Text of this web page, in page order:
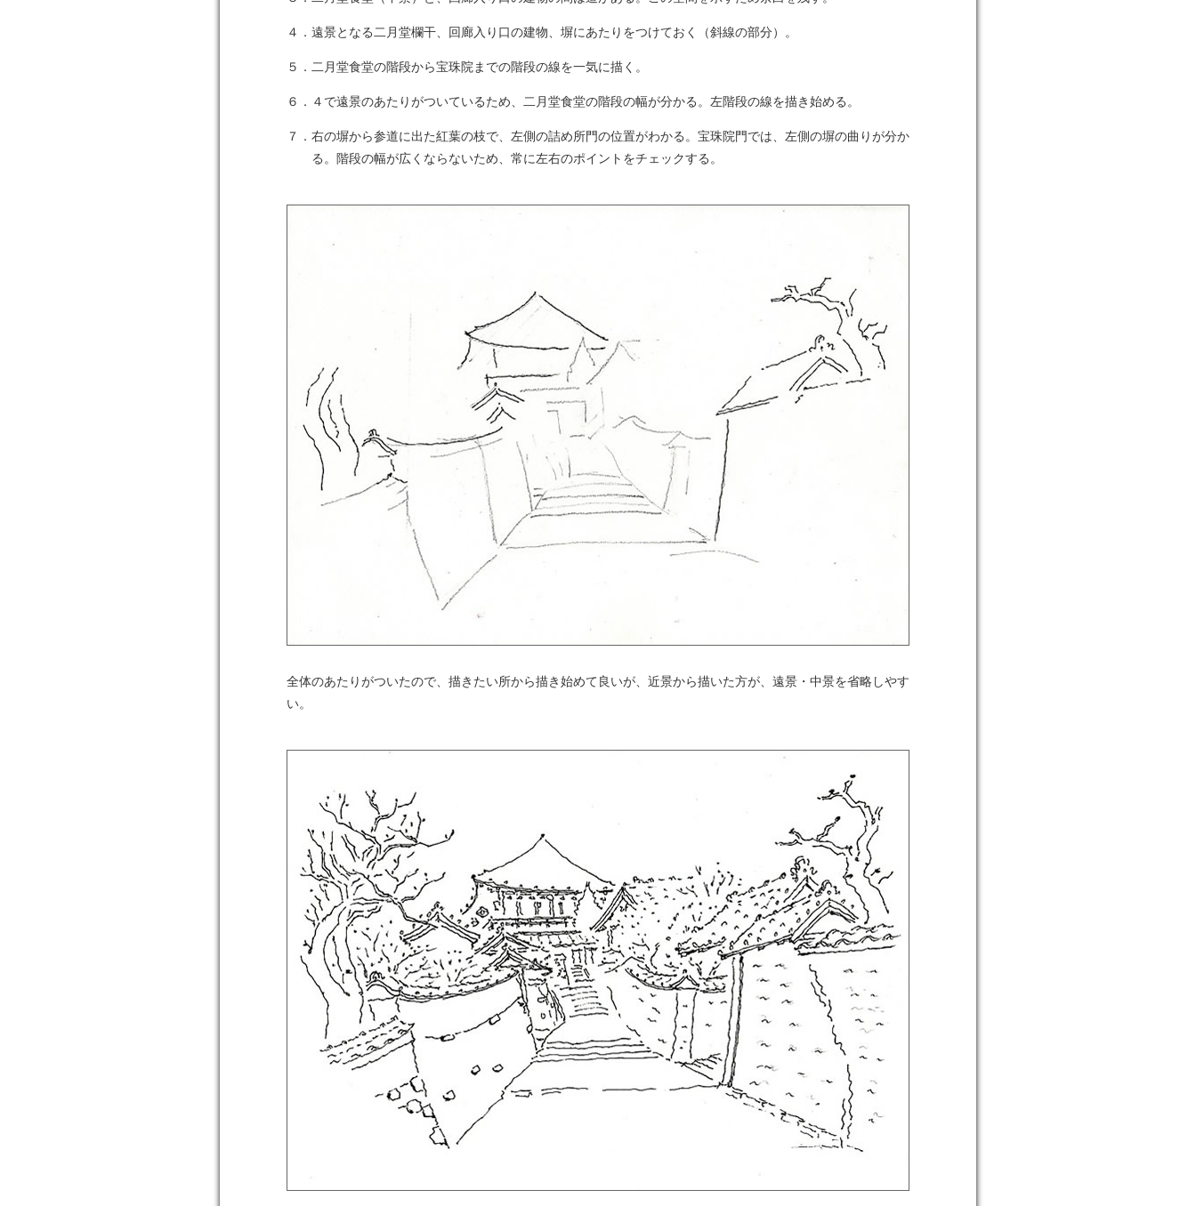
４．遠景となる二月堂欄干、回廊入り口の建物、塀にあたりをつけておく（斜線の部分）。
５．二月堂食堂の階段から宝珠院までの階段の線を一気に描く。
６．４で遠景のあたりがついているため、二月堂食堂の階段の幅が分かる。左階段の線を描き始める。
７．右の塀から参道に出た紅葉の枝で、左側の詰め所門の位置がわかる。宝珠院門では、左側の塀の曲りが分か
る。階段の幅が広くならないため、常に左右のポイントをチェックする。
全体のあたりがついたので、描きたい所から描き始めて良いが、近景から描いた方が、遠景・中景を省略しやす
い。